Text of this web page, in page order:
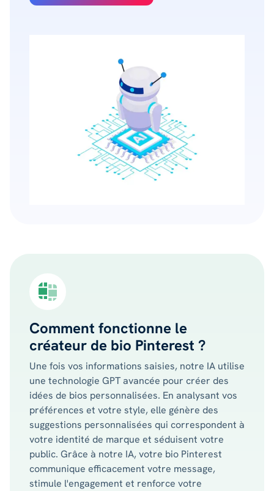
Comment fonctionne le
créateur de bio Pinterest ?
Une fois vos informations saisies, notre IA utilise
une technologie GPT avancée pour créer des
idées de bios personnalisées. En analysant vos
préférences et votre style, elle génère des
suggestions personnalisées qui correspondent à
votre identité de marque et séduisent votre
public. Grâce à notre IA, votre bio Pinterest
communique efficacement votre message,
stimule l'engagement et renforce votre